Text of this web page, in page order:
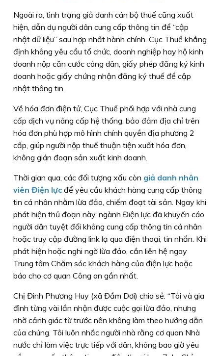
Ngoài ra, tình trạng giả danh cán bộ thuế cũng xuất
hiện, dẫn dụ người dân cung cấp thông tin để “cập
nhật dữ liệu” sau hợp nhất hành chính. Cục Thuế khẳng
định không yêu cầu tổ chức, doanh nghiệp hay hộ kinh
doanh nộp căn cước công dân, giấy phép đăng ký kinh
doanh hoặc giấy chứng nhận đăng ký thuế để cập
nhật thông tin.
Về hóa đơn điện tử, Cục Thuế phối hợp với nhà cung
cấp dịch vụ nâng cấp hệ thống, bảo đảm địa chỉ trên
hóa đơn phù hợp mô hình chính quyền địa phương 2
cấp, giúp người nộp thuế thuận tiện xuất hóa đơn,
không gián đoạn sản xuất kinh doanh.
Thời gian qua, các đối tượng xấu còn giả danh nhân
viên Điện lực để yêu cầu khách hàng cung cấp thông
tin cá nhân nhằm lừa đảo, chiếm đoạt tài sản. Ngay khi
phát hiện thủ đoạn này, ngành Điện lực đã khuyến cáo
người dân tuyệt đối không cung cấp thông tin cá nhân
hoặc truy cập đường link lạ qua điện thoại, tin nhắn. Khi
phát hiện hoặc nghi ngờ lừa đảo, cần liên hệ ngay
Trung tâm Chăm sóc khách hàng của điện lực hoặc
báo cho cơ quan Công an gần nhất.
Chị Đinh Phương Huy (xã Đầm Dơi) chia sẻ: “Tôi và gia
đình từng vài lần nhận được cuộc gọi lừa đảo, nhưng
nhờ cảnh giác từ trước nên không làm theo hướng dẫn
của chúng. Tôi luôn nhắc người nhà rằng cơ quan Nhà
nước chỉ làm việc trực tiếp với dân, không bao giờ yêu